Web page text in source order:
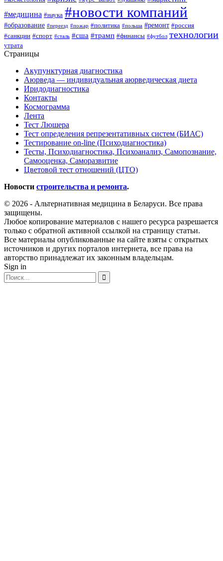
#медицина #наука #новости компаний
#образование #переезд #пожар #политика #польша #ремонт #россия
#санкции #спорт #сталь #сша #трамп #финансы #футбол технологии
утрата
Страницы
Акупунктурная диагностика
Аюрведа — индивидуальная аюрведическая диета
Иридодиагностика
Контакты
Космограмма
Лента
Тест Люшера
Тест определения репрезентативных систем (БИАС)
Тестирование on-line (Психодиагностика)
Тесты, Психодиагностика, Психоанализ, Самопознание,
Самооценка, Саморазвитие
Цветовой тест отношений (ЦТО)
Новости строительства и ремонта.
© 2026 - Альтернативная медицина в Беларуси. Все права
защищены.
Любое копирование материалов с нашего ресурса разрешается
только с обратной активной ссылкой на страницу статьи.
Все материалы опубликованные на сайте взяты с открытых
источников и других порталов интернета, все права на
авторство принадлежат их законным владельцам.
Sign in